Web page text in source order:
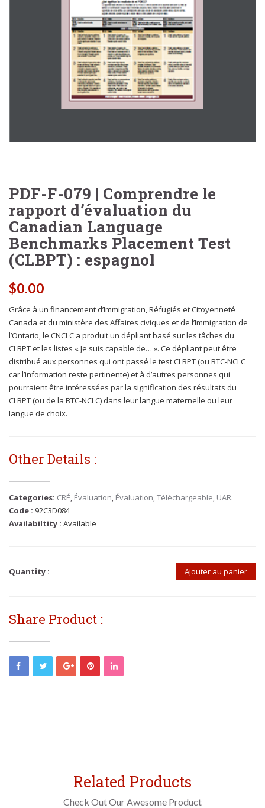
PDF-F-079 | Comprendre le
rapport d’évaluation du
Canadian Language
Benchmarks Placement Test
(CLBPT) : espagnol
$0.00
Grâce à un financement d’Immigration, Réfugiés et Citoyenneté
Canada et du ministère des Affaires civiques et de l’Immigration de
l’Ontario, le CNCLC a produit un dépliant basé sur les tâches du
CLBPT et les listes « Je suis capable de… ». Ce dépliant peut être
distribué aux personnes qui ont passé le test CLBPT (ou BTC-NCLC
car l’information reste pertinente) et à d’autres personnes qui
pourraient être intéressées par la signification des résultats du
CLBPT (ou de la BTC-NCLC) dans leur langue maternelle ou leur
langue de choix.
Other Details :
Categories: CRÉ, Évaluation, Évaluation,Téléchargeable, UAR.
Code : 92C3D084
Availabiltity : Available
Quantity : Ajouter au panier
Share Product :
Related Products
Check Out Our Awesome Product